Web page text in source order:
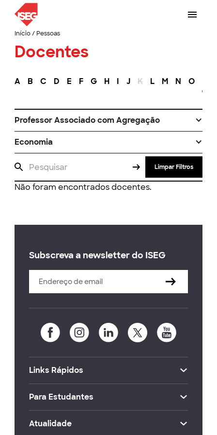
Início/ Pessoas
Docentes
A B C D E F G H I J K L M N O
Professor Associado com Agregação
Economia
Limpar Filtros
Não foram encontrados docentes.
Subscreva a newsletter do ISEG
Links Rápidos
Para Estudantes
Atualidade